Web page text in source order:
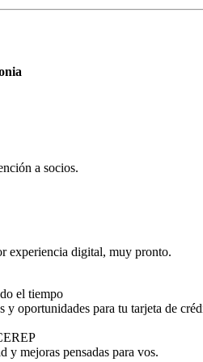
a socios.
experiencia digital, muy pronto.
el tiempo
y oportunidades para tu tarjeta de
y mejoras pensadas para vos.